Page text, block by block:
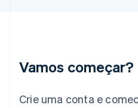
Vamos começar?
Crie uma conta e
Itália
Japão